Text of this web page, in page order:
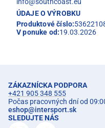
ÚDAJE O VÝROBKU
Produktové číslo:
V ponuke od:19.03.2026
ZÁKAZNÍCKA PODPORA
+421 905 348 555
Počas pracovných dní od
eshop@intersport.sk
SLEDUJTE NÁS